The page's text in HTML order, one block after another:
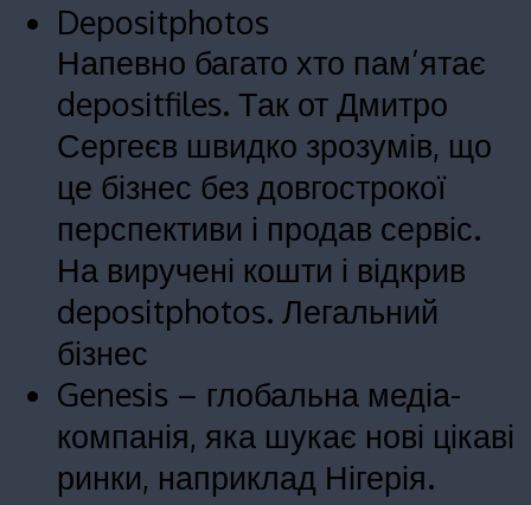
Depositphotos
Напевно багато хто пам’ятає
depositfiles. Так от Дмитро
Сергеєв швидко зрозумів, що
це бізнес без довгострокої
перспективи і продав сервіс.
На виручені кошти і відкрив
depositphotos. Легальний
бізнес
Genesis – глобальна медіа-
компанія, яка шукає нові цікаві
ринки, наприклад Нігерія.